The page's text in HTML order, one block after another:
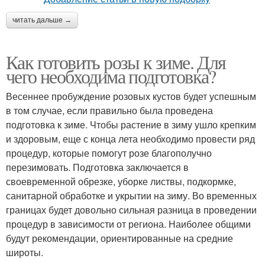
читать дальше →
Как готовить розы к зиме. Для
чего необходима подготовка?
Весеннее пробуждение розовых кустов будет успешным
в том случае, если правильно была проведена
подготовка к зиме. Чтобы растение в зиму ушло крепким
и здоровым, еще с конца лета необходимо провести ряд
процедур, которые помогут розе благополучно
перезимовать. Подготовка заключается в
своевременной обрезке, уборке листвы, подкормке,
санитарной обработке и укрытии на зиму. Во временных
границах будет довольно сильная разница в проведении
процедур в зависимости от региона. Наиболее общими
будут рекомендации, ориентированные на средние
широты.